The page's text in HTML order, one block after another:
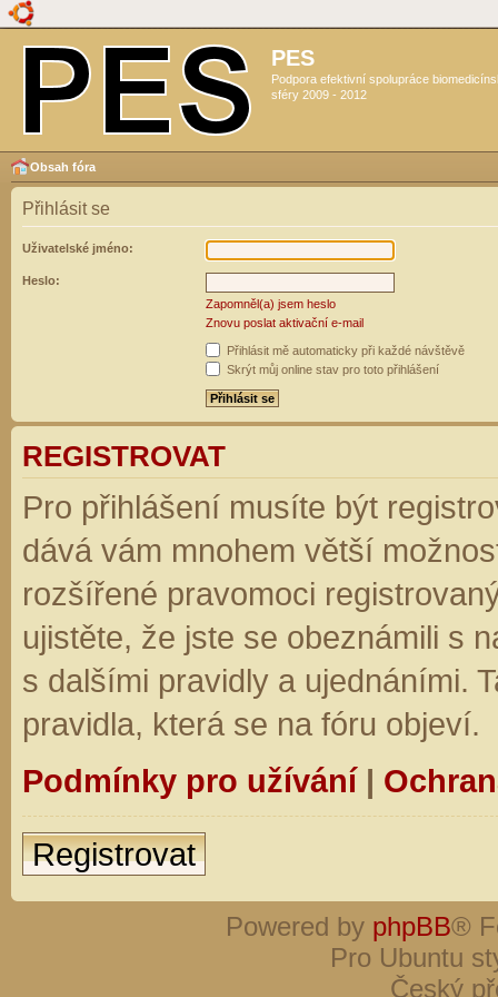
PES
Podpora efektivní spolupráce
sféry 2009 - 2012
Obsah fóra
Přihlásit se
Uživatelské jméno:
Heslo:
Zapomněl(a) jsem heslo
Znovu poslat aktivační e-mail
Přihlásit mě automaticky při každé návštěvě
Skrýt můj online stav pro toto přihlášení
REGISTROVAT
Pro přihlášení musíte být
dává vám mnohem větší
rozšířené pravomoci
ujistěte, že jste se obeznámili s
s dalšími pravidly a ujednáními.
pravidla, která se na fóru objeví.
Podmínky pro užívání|
Registrovat
Powered by phpBB®
Pro Ubuntu
Český